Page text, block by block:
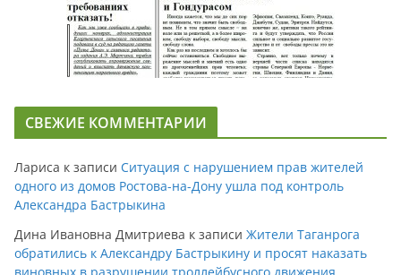
СВЕЖИЕ КОММЕНТАРИИ
Лариса к записи Ситуация с нарушением прав жителей
одного из домов Ростова-на-Дону ушла под контроль
Александра Бастрыкина
Дина Ивановна Дмитриева к записи Жители Таганрога
обратились к Александру Бастрыкину и просят наказать